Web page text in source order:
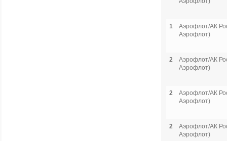
1
Аэрофлот/АК
Аэрофлот)
2
Аэрофлот/АК
Аэрофлот)
2
Аэрофлот/АК
Аэрофлот)
2
Аэрофлот/АК
Аэрофлот)